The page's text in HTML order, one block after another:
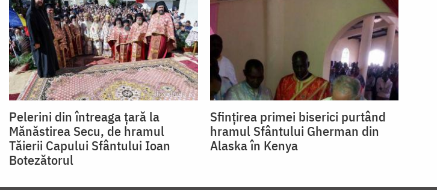
Pelerini din întreaga țară la
Mănăstirea Secu, de hramul
Tăierii Capului Sfântului Ioan
Botezătorul
Sfințirea primei biserici purtând
hramul Sfântului Gherman din
Alaska în Kenya